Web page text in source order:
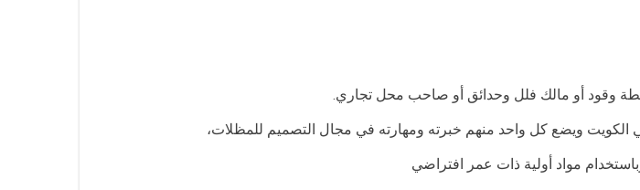
وقود أو مالك فلل وحدائق أو صاحب محل تجاري.
الكويت ويضع كل واحد منهم خبرته ومهارته في مجال التصميم للمظلات،
مواد أولية ذات عمر افتراضي